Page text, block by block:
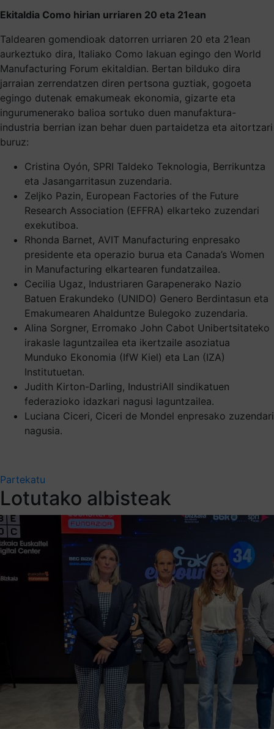
Ekitaldia Como hirian urriaren 20 eta 21ean
Taldearen gomendioak datorren urriaren 20 eta 21ean
aurkeztuko dira, Italiako Como lakuan egingo den World
Manufacturing Forum ekitaldian. Bertan bilduko dira
jarraian zerrendatzen diren pertsona guztiak, gogoeta
egingo dutenak emakumeak ekonomia, gizarte eta
ingurumenerako balioa sortuko duen manufaktura-
industria berrian izan behar duen partaidetza eta aitortzari
buruz:
Cristina Oyón, SPRI Taldeko Teknologia, Berrikuntza
eta Jasangarritasun zuzendaria.
Zeljko Pazin, European Factories of the Future
Research Association (EFFRA) elkarteko zuzendari
exekutiboa.
Rhonda Barnet, AVIT Manufacturing enpresako
presidente eta operazio burua eta Canada’s Women
in Manufacturing elkartearen fundatzailea.
Cecilia Ugaz, Industriaren Garapenerako Nazio
Batuen Erakundeko (UNIDO) Genero Berdintasun eta
Emakumearen Ahalduntze Bulegoko zuzendaria.
Alina Sorgner, Erromako John Cabot Unibertsitateko
irakasle laguntzailea eta ikertzaile asoziatua
Munduko Ekonomia (IfW Kiel) eta Lan (IZA)
Institutuetan.
Judith Kirton-Darling, IndustriAll sindikatuen
federazioko idazkari nagusi laguntzailea.
Luciana Ciceri, Ciceri de Mondel enpresako zuzendari
nagusia.
Partekatu
Lotutako albisteak